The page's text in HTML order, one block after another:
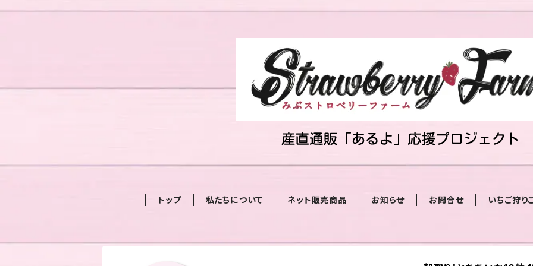
トップ 私たちについて ネット販売商品 お知らせ お問合せ いちご狩り